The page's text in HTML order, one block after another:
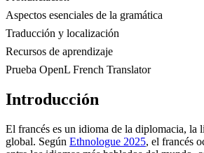
Aspectos esenciales de la gramática
Traducción y localización
Recursos de aprendizaje
Prueba OpenL French Translator
Introducción
El francés es un idioma de la diplomacia, la
global. Según Ethnologue 2025, el francés